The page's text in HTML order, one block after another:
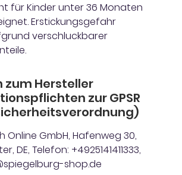
für Kinder unter 36 Monaten
Erstickungsgefahr
verschluckbarer
zum Hersteller
zur GPSR
Online GmbH, Hafenweg 30,
DE, Telefon: +4925141411333,
shop.de